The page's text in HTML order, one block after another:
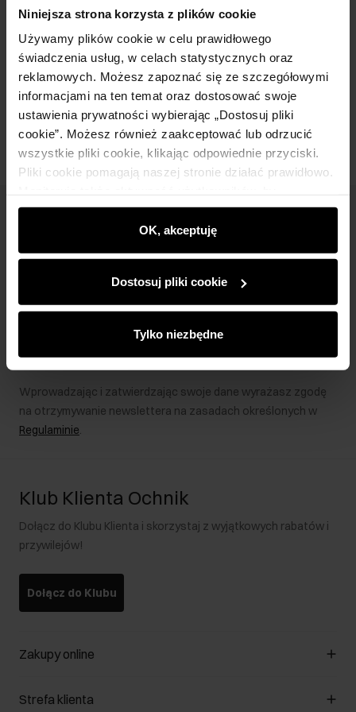
Niniejsza strona korzysta z plików cookie
Używamy plików cookie w celu prawidłowego
świadczenia usług, w celach statystycznych oraz
reklamowych. Możesz zapoznać się ze szczegółowymi
informacjami na ten temat oraz dostosować swoje
ustawienia prywatności wybierając „Dostosuj pliki
cookie”. Możesz również zaakceptować lub odrzucić
wszystkie pliki cookie, klikając odpowiednie przyciski.
Pliki cookie pomagają naszej stronie działać prawidłowo.
wyświetlać im dopasowane do ich preferencji treści,
rekomendacje oraz komunikaty reklamowe informujące o
najnowszych promocjach w e-sklepie. Informacje o tym,
partnerom społecznościowym, reklamowym i
analitycznym. Partnerzy mogą połączyć te informacje z
podczas korzystania z ich usług.
OK, akceptuję
Dostosuj pliki cookie
Tylko niezbędne
Szczegóły
Skład
Opinie
Bądź na bieżąco z nowościami i promocjami!
Wprowadzając i zatwierdzając swoje dane wyrażasz zgodę
na otrzymywanie newslettera na zasadach określonych w
Regulaminie.
Klub Klienta Ochnik
Dołącz do Klubu Klienta i skorzystaj z wyjątkowych rabatów i
przywilejów!
Dołącz do Klubu
Zakupy online
Zarządzaj cookies
Strefa klienta